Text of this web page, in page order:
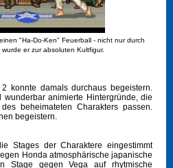
"Ha-Do-Ken" Feuerball - nicht nur durch
er zur absoluten Kultfigur.
konnte damals durchaus begeistern.
wunderbar animierte Hintergründe, die
beheimateten Charakters passen.
begeistern.
Stages der Charaktere eingestimmt
Honda atmosphärische japanische
Stage gegen Vega auf rhytmische